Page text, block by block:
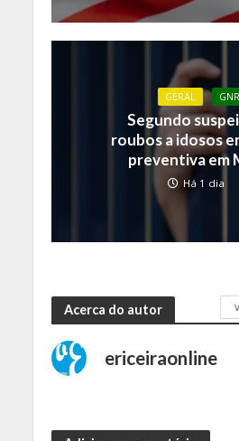
GERAL GNR
Segundo
roubos a idosos
preventiva em
Há 1 dia
Acerca do autor
ericeiraonline